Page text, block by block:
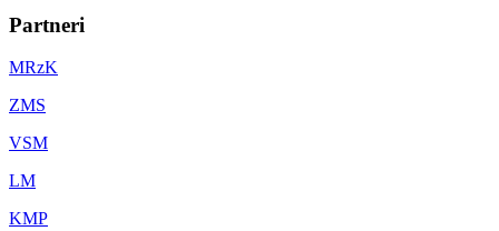
Partneri
MRzK
ZMS
VSM
LM
KMP